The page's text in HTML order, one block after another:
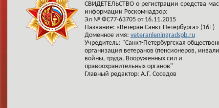
СВИДЕТЕЛЬСТВО о регистрации средства
информации Роскомнадзор:
Эл № ФС77-63705 от 16.11.2015
Название: «Ветеран Санкт-Петербурга» (16+)
Доменное имя: veteranleningradspb.ru
Учредитель: "Санкт-Петербургская
организация ветеранов (пенсионеров,
войны, труда, Вооруженных сил и
правоохранительных органов"
Главный редактор: А.Г. Соседов